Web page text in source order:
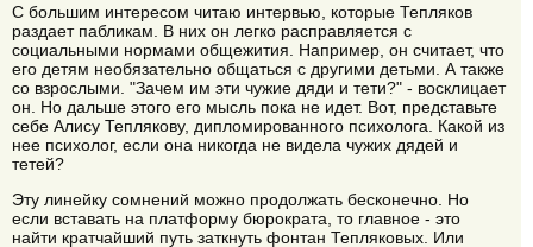
С большим интересом читаю интервью, которые Тепляков
раздает пабликам. В них он легко расправляется с
социальными нормами общежития. Например, он считает, что
его детям необязательно общаться с другими детьми. А также
со взрослыми. "Зачем им эти чужие дяди и тети?" - восклицает
он. Но дальше этого его мысль пока не идет. Вот, представьте
себе Алису Теплякову, дипломированного психолога. Какой из
нее психолог, если она никогда не видела чужих дядей и
тетей?
Эту линейку сомнений можно продолжать бесконечно. Но
если вставать на платформу бюрократа, то главное - это
найти кратчайший путь заткнуть фонтан Тепляковых. Или